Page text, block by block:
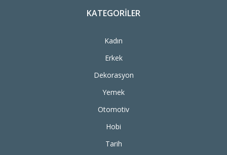
KATEGORILER
Kadın
Erkek
Dekorasyon
Yemek
Otomotiv
Hobi
Tarih